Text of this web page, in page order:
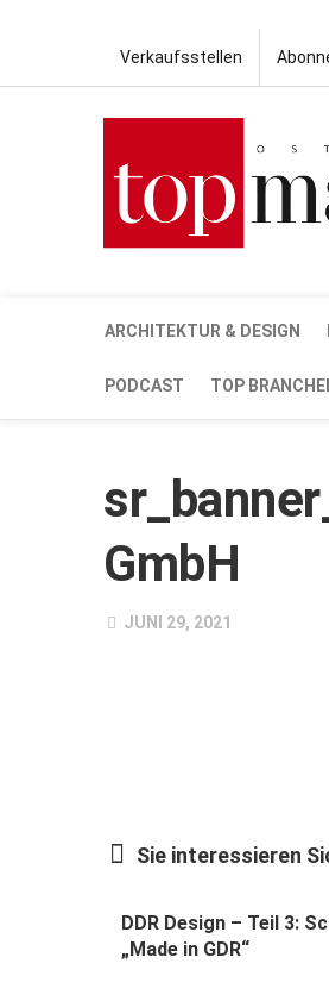
Verkaufsstellen
ARCHITEKTUR & DESIGN
PODCAST TOP
GmbH
JUNI 29, 2021
Sie interessieren
DDR Design – Teil 3:
„Made in GDR“